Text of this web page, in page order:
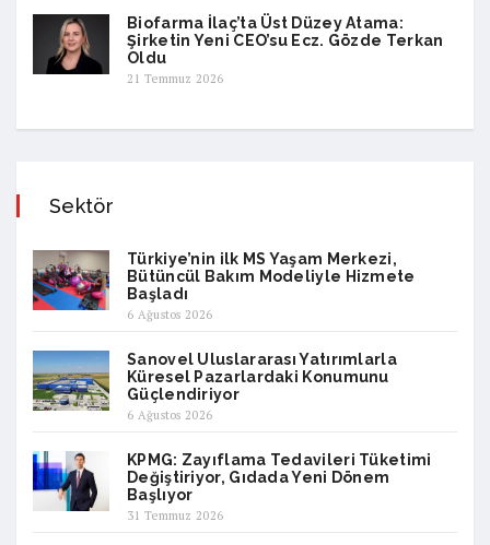
Biofarma İlaç’ta Üst Düzey Atama:
Şirketin Yeni CEO’su Ecz. Gözde Terkan
Oldu
21 Temmuz 2026
Sektör
Türkiye’nin ilk MS Yaşam Merkezi,
Bütüncül Bakım Modeliyle Hizmete
Başladı
6 Ağustos 2026
Sanovel Uluslararası Yatırımlarla
Küresel Pazarlardaki Konumunu
Güçlendiriyor
6 Ağustos 2026
KPMG: Zayıflama Tedavileri Tüketimi
Değiştiriyor, Gıdada Yeni Dönem
Başlıyor
31 Temmuz 2026